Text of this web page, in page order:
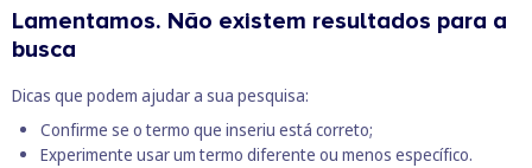
Lamentamos. Não existem resultados para a
busca
Dicas que podem ajudar a sua pesquisa:
Confirme se o termo que inseriu está correto;
Experimente usar um termo diferente ou menos específico.